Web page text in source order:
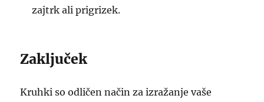
zajtrk ali prigrizek.
Zaključek
Kruhki so odličen način za izražanje vaše